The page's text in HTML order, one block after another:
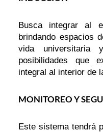
Busca integrar al
brindando espacios
vida universitaria
posibilidades que
integral al interior de
MONITOREO Y
Este sistema tendrá